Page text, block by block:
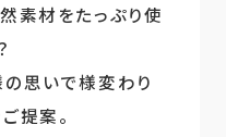
素材をたっぷり使
思いで様変わり
提案。